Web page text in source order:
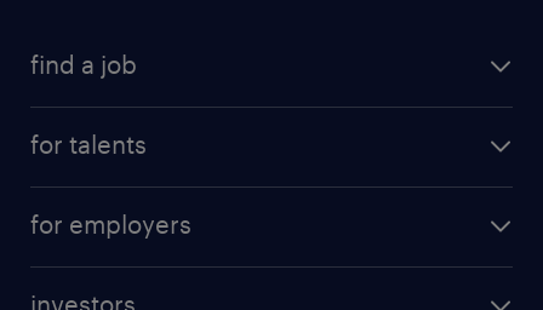
find a job
for talents
professional career
for employers
investors